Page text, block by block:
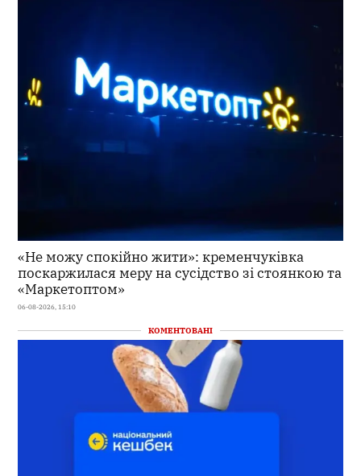
«Не можу спокійно жити»: кременчуківка
поскаржилася меру на сусідство зі стоянкою та
«Маркетоптом»
06-08-2026, 15:10
КОМЕНТОВАНІ